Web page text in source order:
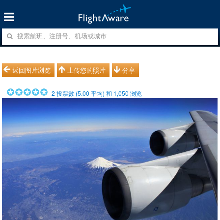
返回图片浏览 上传您的照片 分享
2 投票數 (5.00 平均) 和 1,050 浏览